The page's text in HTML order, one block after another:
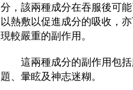
分，該兩種成分在吞服後可
以熱敷以促進成分的吸收，
現較嚴重的副作用。
這兩種成分的副作用包括
題、暈眩及神志迷糊。